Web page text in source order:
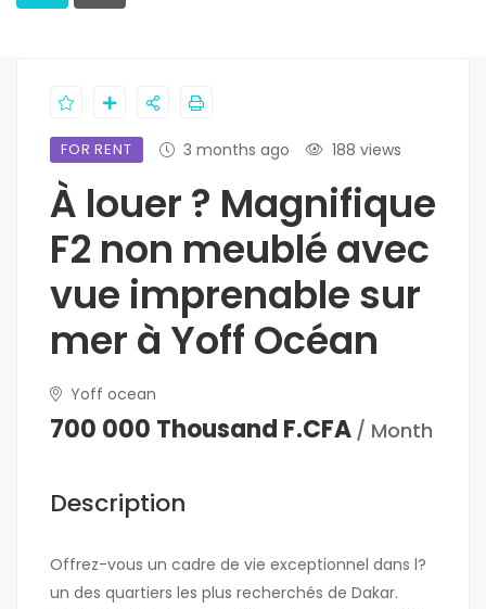
FOR RENT 3 months ago 188 views
À louer ? Magnifique
F2 non meublé avec
vue imprenable sur
mer à Yoff Océan
Yoff ocean
700 000 Thousand F.CFA / Month
Description
Offrez-vous un cadre de vie exceptionnel dans l?
un des quartiers les plus recherchés de Dakar.